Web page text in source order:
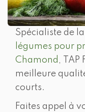
Spécialiste de la
légumes pour
Chamond , TAP
meilleure
courts.
Faites appel à